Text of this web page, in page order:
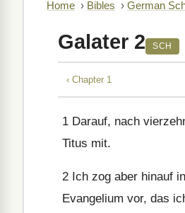
Home › Bibles › German
Galater 2 SCH
‹ Chapter 1
1 Darauf, nach
Titus mit.
2 Ich zog aber hinauf
Evangelium vor, das